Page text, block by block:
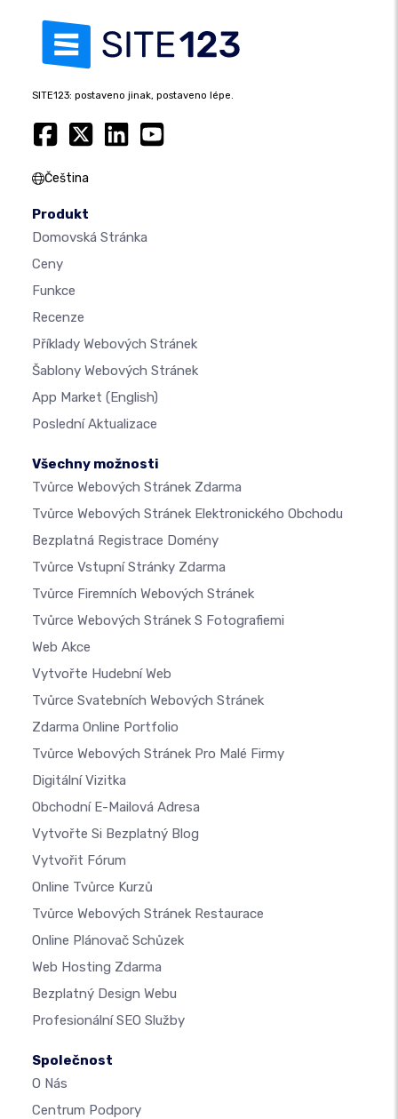
SITE123: postaveno jinak, postaveno lépe.
Čeština
Produkt
Domovská Stránka
Ceny
Funkce
Recenze
Příklady Webových Stránek
Šablony Webových Stránek
App Market (English)
Poslední Aktualizace
Všechny možnosti
Tvůrce Webových Stránek Zdarma
Tvůrce Webových Stránek Elektronického Obchodu
Bezplatná Registrace Domény
Tvůrce Vstupní Stránky Zdarma
Tvůrce Firemních Webových Stránek
Tvůrce Webových Stránek S Fotografiemi
Web Akce
Vytvořte Hudební Web
Tvůrce Svatebních Webových Stránek
Zdarma Online Portfolio
Tvůrce Webových Stránek Pro Malé Firmy
Digitální Vizitka
Obchodní E-Mailová Adresa
Vytvořte Si Bezplatný Blog
Vytvořit Fórum
Online Tvůrce Kurzů
Tvůrce Webových Stránek Restaurace
Online Plánovač Schůzek
Web Hosting Zdarma
Bezplatný Design Webu
Profesionální SEO Služby
Společnost
O Nás
Centrum Podpory